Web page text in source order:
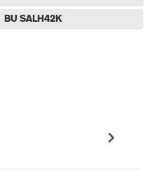
BU SALH42K